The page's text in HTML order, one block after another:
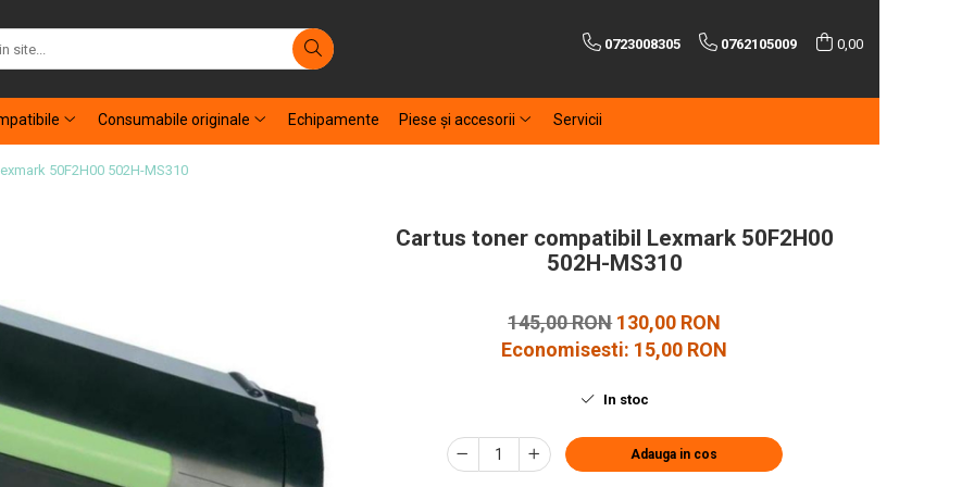
0723008305 0762105009 0,00
Consumabile originale Echipamente Piese şi accesorii Servicii
50F2H00 502H-MS310
Cartus toner compatibil Lexmark 50F2H00
502H-MS310
145,00 RON 130,00 RON
Economisesti: 15,00 RON
In stoc
Adauga in cos